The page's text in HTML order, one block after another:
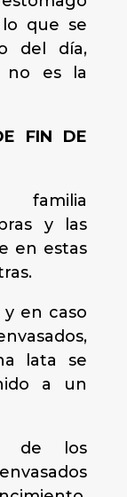
que se
del día,
no es la
FIN DE
familia
y las
en estas
en caso
lata se
a un
de los